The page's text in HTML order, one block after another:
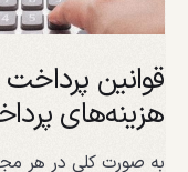
قوانین پرداخت
هزینه‌های
به صورت کلی در هر